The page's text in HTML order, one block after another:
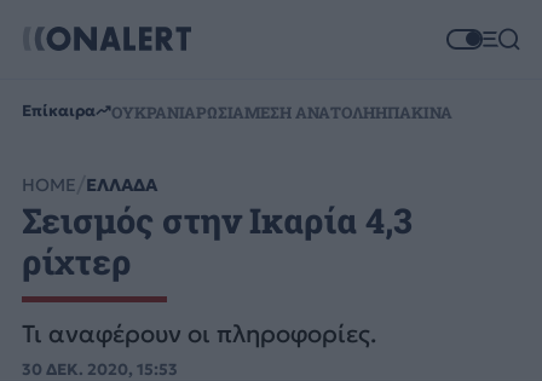
Επίκαιρα ΟΥΚΡΑΝΙΑΡΩΣΙΑΜΕΣΗ ΑΝΑΤΟΛΗΗΠΑΚΙΝΑ
HOME ΕΛΛΑΔΑ
Σεισμός στην Ικαρία 4,3
ρίχτερ
Τι αναφέρουν οι πληροφορίες.
30 ΔΕΚ. 2020, 15:53